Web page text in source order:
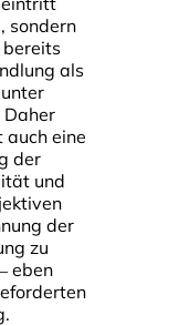
sondern
als
Daher
eine
der
und
der
zu
eben